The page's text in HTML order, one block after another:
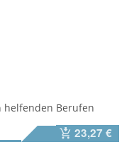
helfenden Berufen
23,27 €